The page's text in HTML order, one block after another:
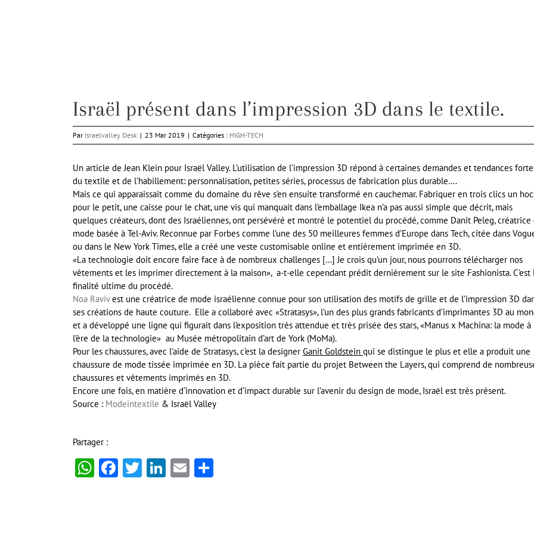
Israël présent dans l’impression 3D dans le textile.
Par Israelvalley Desk | 23 Mar 2019 | Catégories : HIGH-TECH
Un article de Jean Klein pour Israël Valley. L’utilisation de l’impression 3D répond à certaines demandes et tendances
du textile et de l’habillement: personnalisation, petites séries, processus de fabrication plus durable….
Mais ce qui apparaissait comme du domaine du rêve s’en ensuite transformé en cauchemar. Fabriquer en trois clics un
pour le petit, une caisse pour le chat, une vis qui manquait dans l’emballage Ikea n’a pas aussi simple que décrit, mais
quelques créateurs, dont des Israéliennes, ont persévéré et montré le potentiel du procédé, comme Danit Peleg, créatrice
mode basée à Tel-Aviv. Reconnue par Forbes comme l’une des 50 meilleures femmes d’Europe dans Tech, citée dans
ou dans le New York Times, elle a créé une veste customisable online et entièrement imprimée en 3D.
«La technologie doit encore faire face à de nombreux challenges […] Je crois qu’un jour, nous pourrons télécharger nos
vêtements et les imprimer directement à la maison», a-t-elle cependant prédit dernièrement sur le site Fashionista. C’est
finalité ultime du procédé.
Noa Ravivest une créatrice de mode israélienne connue pour son utilisation des motifs de grille et de l’impression 3D
ses créations de haute couture. Elle a collaboré avec «Stratasys», l’un des plus grands fabricants d’imprimantes 3D au
et a développé une ligne qui figurait dans l’exposition très attendue et très prisée des stars, «Manus x Machina: la mode à
l’ère de la technologie» au Musée métropolitain d’art de York (MoMa).
Pour les chaussures, avec l’aide de Stratasys, c’est la designer Ganit Goldstein qui se distingue le plus et elle a produit une
chaussure de mode tissée imprimée en 3D. La pièce fait partie du projet Between the Layers, qui comprend de
chaussures et vêtements imprimés en 3D.
Encore une fois, en matière d’innovation et d’impact durable sur l’avenir du design de mode, Israël est très présent.
Source : Modeintextile & Israël Valley
Partager :
WhatsApp
Facebook
Twitter
LinkedIn
Email